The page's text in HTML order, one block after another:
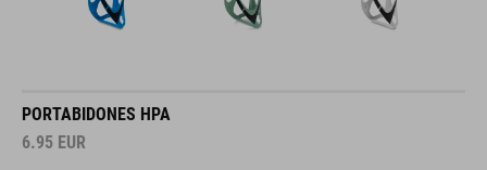
PORTABIDONES HPA
6.95 EUR